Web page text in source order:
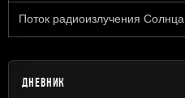
Поток радиоизлучения Солнца
ДНЕВНИК